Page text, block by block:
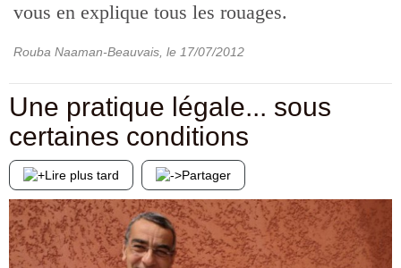
vous en explique tous les rouages.
Rouba Naaman-Beauvais , le 17/07/2012
Une pratique légale... sous
certaines conditions
Lire plus tard Partager